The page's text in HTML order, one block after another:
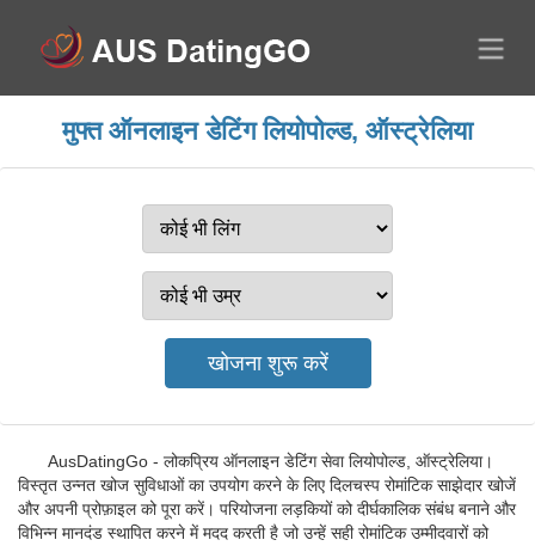
मुफ्त ऑनलाइन डेटिंग लियोपोल्ड, ऑस्ट्रेलिया
AusDatingGo - लोकप्रिय ऑनलाइन डेटिंग सेवा लियोपोल्ड, ऑस्ट्रेलिया।
विस्तृत उन्नत खोज सुविधाओं का उपयोग करने के लिए दिलचस्प रोमांटिक साझेदार खोजें
और अपनी प्रोफ़ाइल को पूरा करें। परियोजना लड़कियों को दीर्घकालिक संबंध बनाने और
विभिन्न मानदंड स्थापित करने में मदद करती है जो उन्हें सही रोमांटिक उम्मीदवारों को